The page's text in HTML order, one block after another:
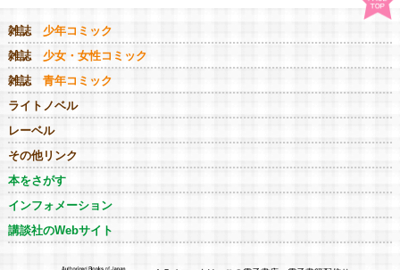
雑誌 少年コミック
雑誌 少女・女性コミック
雑誌 青年コミック
ライトノベル
レーベル
その他リンク
本をさがす
インフォメーション
講談社のWebサイト